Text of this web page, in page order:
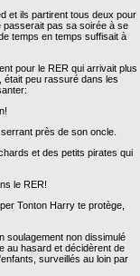
et ils partirent tous deux pour
passerait pas sa soirée à se
temps en temps suffisait à
pour le RER qui arrivait plus
était peu rassuré dans les
près de son oncle.
et des petits pirates qui
le RER!
Tonton Harry te protège,
soulagement non dissimulé
au hasard et décidèrent de
surveillés au loin par